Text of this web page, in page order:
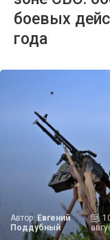
боевых
года
Автор: Евгений
Поддубный